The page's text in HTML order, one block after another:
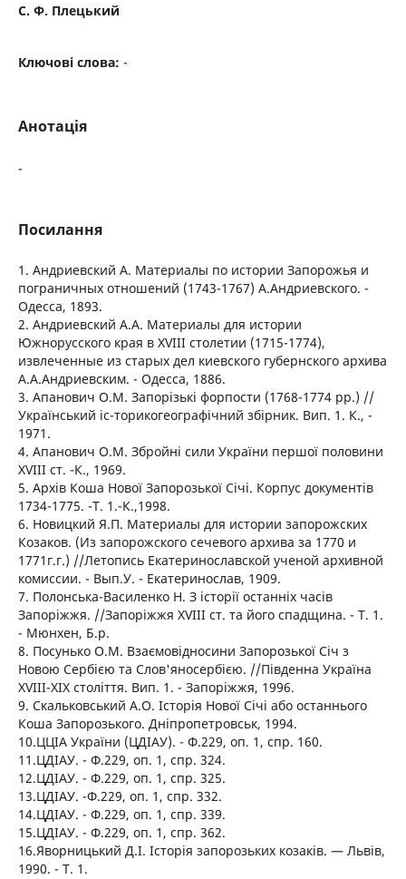
С. Ф. Плецький
Ключові слова: -
Анотація
-
Посилання
1. Андриевский А. Материалы по истории Запорожья и
пограничных отношений (1743-1767) А.Андриевского. -
Одесса, 1893.
2. Андриевский А.А. Материалы для истории
Южнорусского края в XVIII столетии (1715-1774),
извлеченные из старых дел киевского губернского архива
А.А.Андриевским. - Одесса, 1886.
3. Апанович О.М. Запорізькі форпости (1768-1774 pp.) //
Український іс-торикогеографічний збірник. Вип. 1. К., -
1971.
4. Апанович О.М. Збройні сили України першої половини
XVIII ст. -К., 1969.
5. Архів Коша Нової Запорозької Січі. Корпус документів
1734-1775. -Т. 1.-К.,1998.
6. Новицкий Я.П. Материалы для истории запорожских
Козаков. (Из запорожского сечевого архива за 1770 и
1771г.г.) //Летопись Екатеринославской ученой архивной
комиссии. - Вып.У. - Екатеринослав, 1909.
7. Полонська-Василенко Н. З історії останніх часів
Запоріжжя. //Запоріжжя XVIII ст. та його спадщина. - Т. 1.
- Мюнхен, Б.р.
8. Посунько О.М. Взаємовідносини Запорозької Січ з
Новою Сербією та Слов'яносербією. //Південна Україна
XVIII-XIX століття. Вип. 1. - Запоріжжя, 1996.
9. Скальковський А.О. Історія Нової Січі або останнього
Коша Запорозького. Дніпропетровськ, 1994.
10.ЦЦІА України (ЦДІАУ). - Ф.229, оп. 1, спр. 160.
11.ЦДІАУ. - Ф.229, оп. 1, спр. 324.
12.ЦДІАУ. - Ф.229, оп. 1, спр. 325.
13.ЦДІАУ. -Ф.229, оп. 1, спр. 332.
14.ЦДІАУ. - Ф.229, оп. 1, спр. 339.
15.ЦДІАУ. - Ф.229, оп. 1, спр. 362.
16.Яворницький Д.І. Історія запорозьких козаків. — Львів,
1990. - Т. 1.